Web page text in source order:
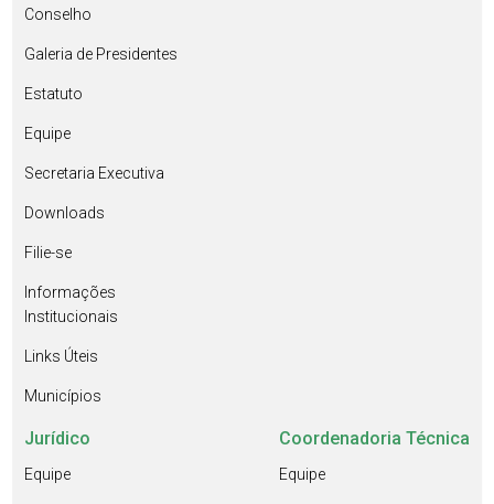
Conselho
Galeria de Presidentes
Estatuto
Equipe
Secretaria Executiva
Downloads
Filie-se
Informações
Institucionais
Links Úteis
Municípios
Jurídico
Equipe
Coordenadoria Técnica
Equipe